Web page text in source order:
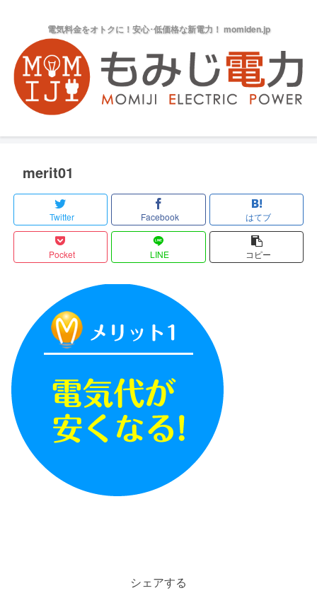
電気料金をオトクに！安心･低価格な新電力！ momiden.jp
merit01
Twitter Facebook はてブ
Pocket LINE コピー
シェアする